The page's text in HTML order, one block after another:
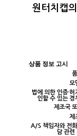
원터치캡
상품 정보 고시
모
법에 의한 인증·
인할 수 있는 경
제조국
제
A/S 책임자와 전
담 관련